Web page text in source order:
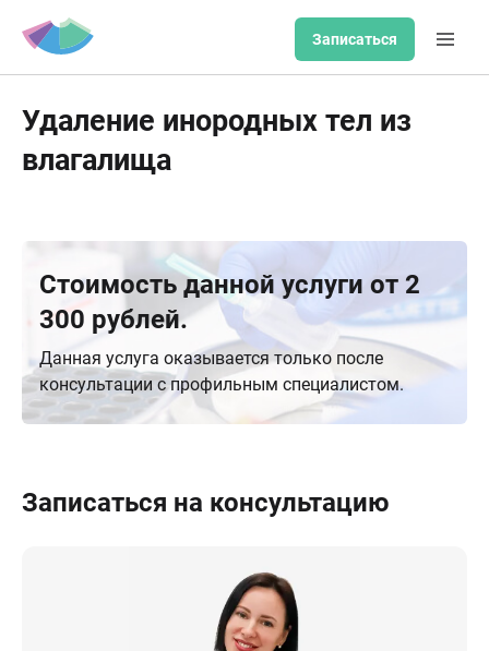
Записаться
Удаление инородных тел из
влагалища
Стоимость данной услуги от 2
300 рублей.
Данная услуга оказывается только после
консультации с профильным специалистом.
Записаться на консультацию